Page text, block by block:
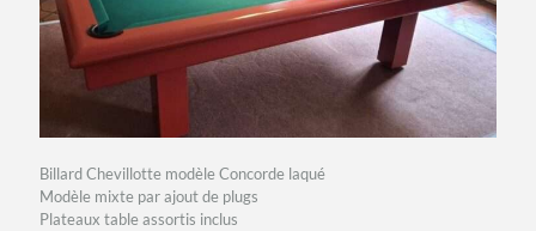
Billard Chevillotte modèle Concorde laqué
Modèle mixte par ajout de plugs
Plateaux table assortis inclus